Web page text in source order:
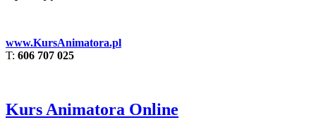
www.KursAnimatora.pl
T: 606 707 025
Kurs Animatora Online